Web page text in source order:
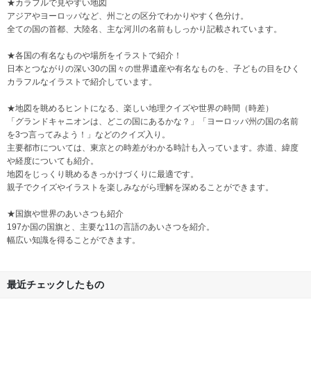
★カラフルで見やすい地図
アジアやヨーロッパなど、州ごとの区分でわかりやすく色分け。
全ての国の首都、大陸名、主な河川の名前もしっかり記載されています。
★各国の有名なものや場所をイラストで紹介！
日本とつながりの深い30の国々の世界遺産や有名なものを、子どもの目をひく
カラフルなイラストで紹介しています。
★地図を眺めるヒントになる、楽しい地理クイズや世界の時間（時差）
「グランドキャニオンは、どこの国にあるかな？」「ヨーロッパ州の国の名前
を3つ言ってみよう！」などのクイズ入り。
主要都市については、東京との時差がわかる時計も入っています。赤道、緯度
や経度についても紹介。
地図をじっくり眺めるきっかけづくりに最適です。
親子でクイズやイラストを楽しみながら理解を深めることができます。
★国旗や世界のあいさつも紹介
197か国の国旗と、主要な11の言語のあいさつを紹介。
幅広い知識を得ることができます。
最近チェックしたもの